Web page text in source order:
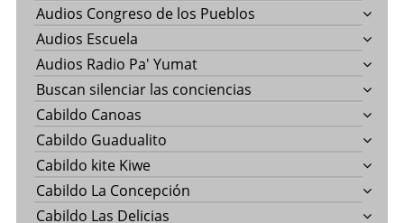
Audios Congreso de los Pueblos
Audios Escuela
Audios Radio Pa' Yumat
Buscan silenciar las conciencias
Cabildo Canoas
Cabildo Guadualito
Cabildo kite Kiwe
Cabildo La Concepción
Cabildo Las Delicias